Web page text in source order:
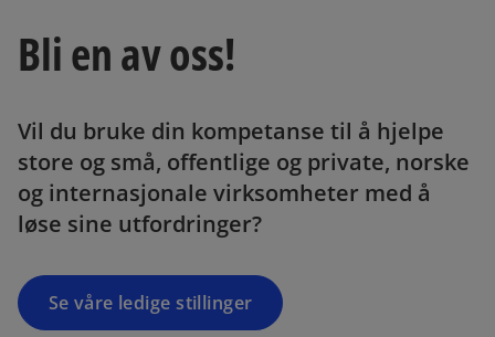
Bli en av oss!
Vil du bruke din kompetanse til å hjelpe
store og små, offentlige og private, norske
og internasjonale virksomheter med å
løse sine utfordringer?
Se våre ledige stillinger